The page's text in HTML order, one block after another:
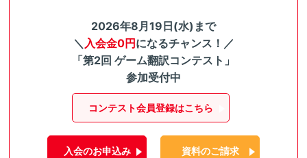
2026年8月19日(水)まで
＼ 入会金0円になるチャンス！／
「第2回 ゲーム翻訳コンテスト」
参加受付中
コンテスト会員登録はこちら
入会のお申込み 資料のご請求